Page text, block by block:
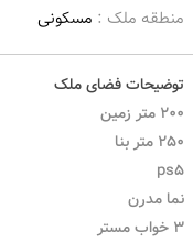
منطقه ملک : مسکونی
توضیحات فضای ملک
۲۰۰ متر زمین
۲۵۰ متر بنا
ps5
نما مدرن
۳ خواب مستر